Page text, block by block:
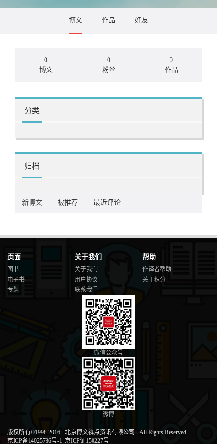
博文 作品 好友
0
博文
0
粉丝
0
作品
分类
归档
新博文 被推荐 最近评论
页面
图书
电子书
专题
关于我们
关于我们
用户协议
联系我们
帮助
作译者帮助
关于积分
微信公众号
微博
版权所有©1998-2016 · 北京博文视点资讯有限公司 · All Rights Reserved
京ICP备14025786号-1 京ICP证150227号